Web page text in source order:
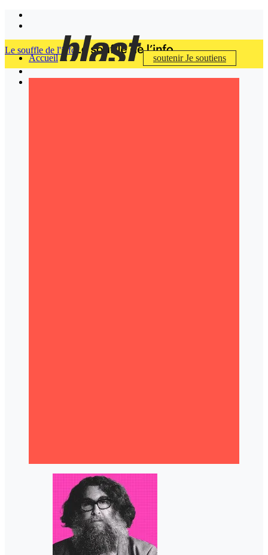
Accueil soutenirJe soutiens
Le souffle de l'info